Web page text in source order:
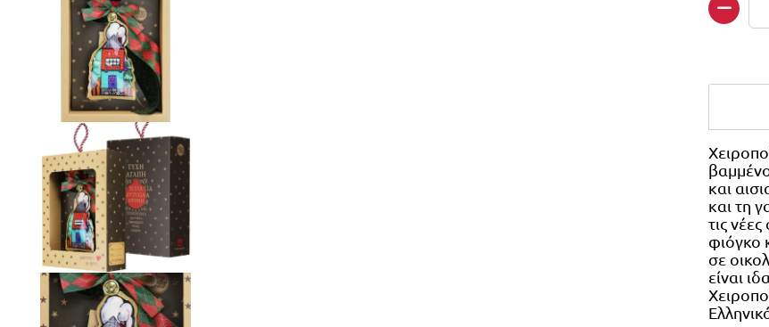
και
και τη
τις
φιόγκο
σε
είναι